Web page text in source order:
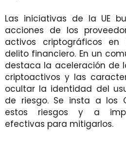
Las iniciativas de la UE
acciones de los
activos criptográficos
delito financiero. En un
destaca la aceleración de
criptoactivos y las
ocultar la identidad del
de riesgo. Se insta a los
estos riesgos y a
efectivas para mitigarlos.